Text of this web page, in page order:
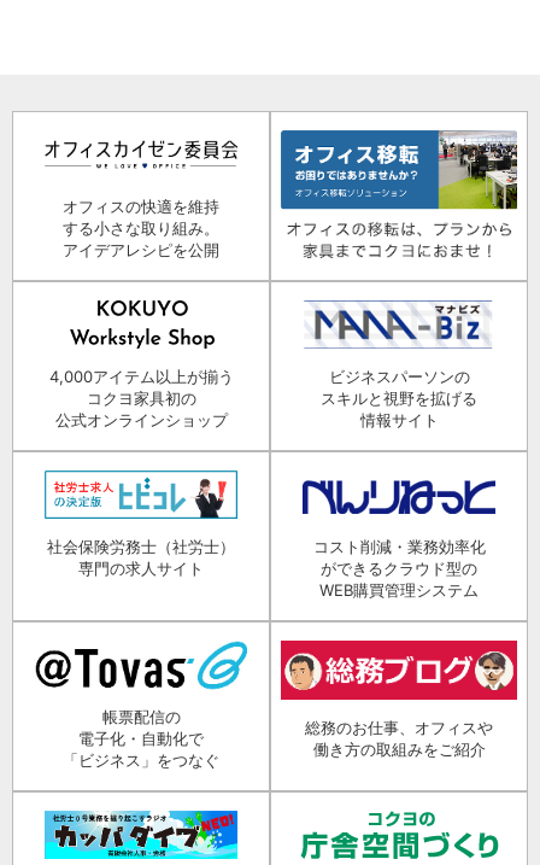
オフィスの快適を維持
する小さな取り組み。
アイデアレシピを公開
4,000アイテム以上が揃う
コクヨ家具初の
公式オンラインショップ
ビジネスパーソンの
スキルと視野を拡げる
情報サイト
社会保険労務士（社労士）
専門の求人サイト
コスト削減・業務効率化
ができるクラウド型の
WEB購買管理システム
帳票配信の
電子化・自動化で
「ビジネス」をつなぐ
総務のお仕事、オフィスや
働き方の取組みをご紹介